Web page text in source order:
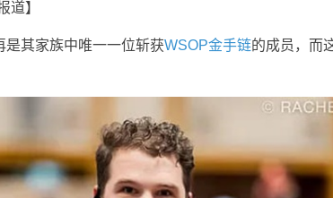
道】
其家族中唯一一位斩获WSOP金手链的成员，而